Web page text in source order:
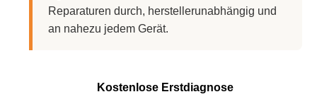
Reparaturen durch, herstellerunabhängig und
an nahezu jedem Gerät.
Kostenlose Erstdiagnose